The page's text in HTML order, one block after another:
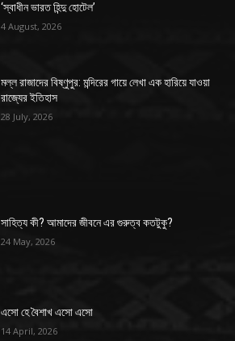
‘স্বাধীন ভারত হিন্দু হোটেল’
4 August, 2026
মল্ল রাজাদের বিষ্ণুপুর: মন্দিরের গায়ে লেখা এক হারিয়ে যাওয়া
রাজ্যের ইতিহাস
28 July, 2026
সাহিত্য কী? আমাদের জীবনে এর গুরুত্ব কতটুকু?
24 May, 2026
এসো হে বৈশাখ এসো এসো
14 April, 2026